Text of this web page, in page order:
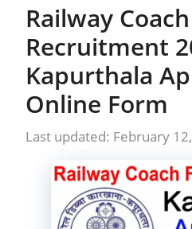
Railway
Recruitment
Kapurthala
Online Form
February